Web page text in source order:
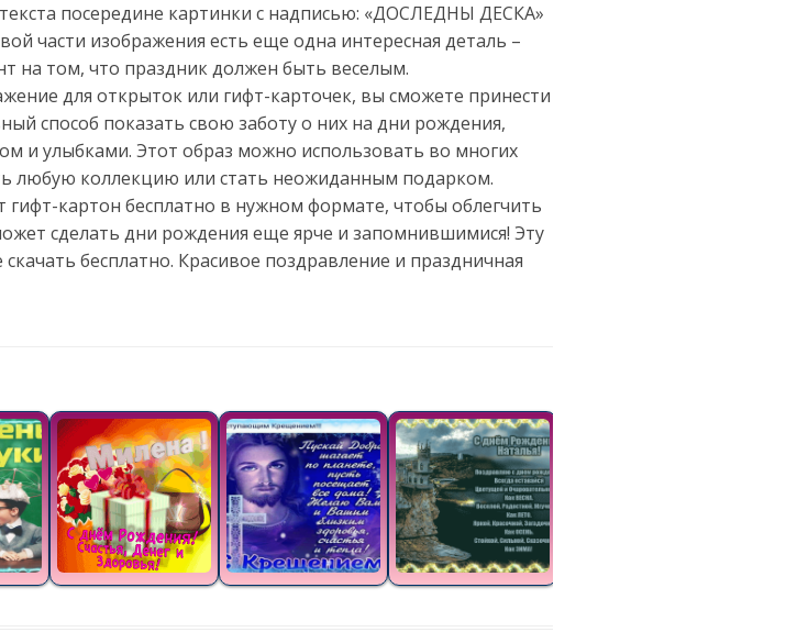
посередине картинки с надписью: «ДОСЛЕДНЫ ДЕСКА»
части изображения есть еще одна интересная деталь –
на том, что праздник должен быть веселым.
для открыток или гифт-карточек, вы сможете принести
способ показать свою заботу о них на дни рождения,
и улыбками. Этот образ можно использовать во многих
любую коллекцию или стать неожиданным подарком.
картон бесплатно в нужном формате, чтобы облегчить
сделать дни рождения еще ярче и запомнившимися! Эту
бесплатно. Красивое поздравление и праздничная